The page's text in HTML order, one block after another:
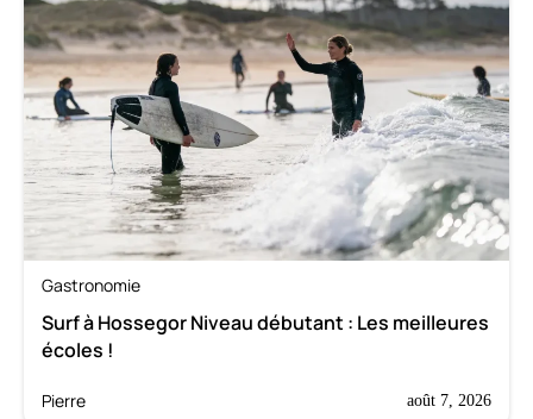
Gastronomie
Surf à Hossegor Niveau débutant : Les meilleures
écoles !
Pierre août 7, 2026